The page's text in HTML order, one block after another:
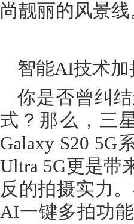
尚靓丽的风景线
智能AI技术
你是否曾纠
式？那么，三
Galaxy S20 5G
Ultra 5G更是带
反的拍摄实力
AI一键多拍功